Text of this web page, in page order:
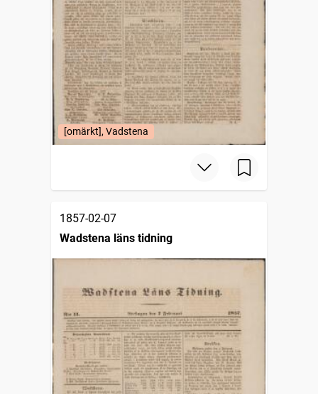
[omärkt], Vadstena
1857-02-07
Wadstena läns tidning